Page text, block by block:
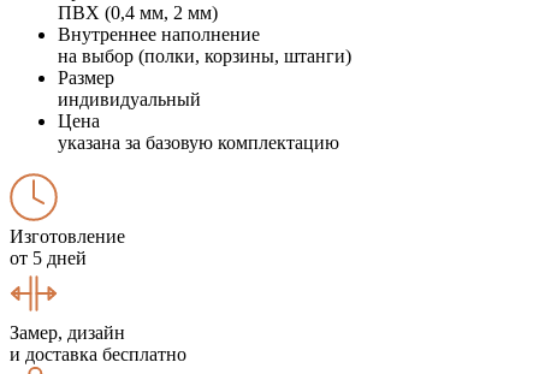
ПВХ (0,4 мм, 2 мм)
Внутреннее наполнение
на выбор (полки, корзины, штанги)
Размер
индивидуальный
Цена
указана за базовую комплектацию
Изготовление
от 5 дней
Замер, дизайн
и доставка бесплатно